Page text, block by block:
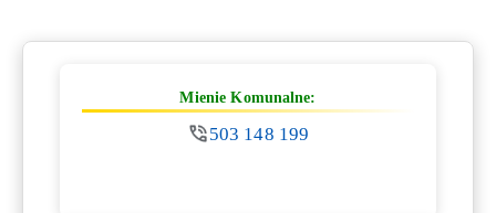
Mienie Komunalne:
503 148 199